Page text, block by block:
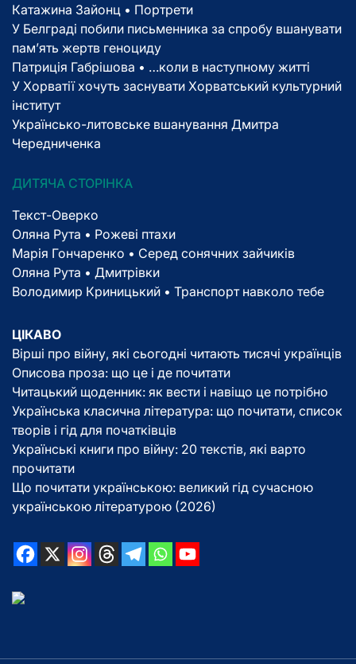
Катажина Зайонц • Портрети
У Белграді побили письменника за спробу вшанувати
пам’ять жертв геноциду
Патриція Габрішова • …коли в наступному житті
У Хорватії хочуть заснувати Хорватський культурний
інститут
Українсько-литовське вшанування Дмитра
Чередниченка
ДИТЯЧА СТОРІНКА
Текст-Оверко
Оляна Рута • Рожеві птахи
Марія Гончаренко • Серед сонячних зайчиків
Оляна Рута • Дмитрівки
Володимир Криницький • Транспорт навколо тебе
ЦІКАВО
Вірші про війну, які сьогодні читають тисячі українців
Описова проза: що це і де почитати
Читацький щоденник: як вести і навіщо це потрібно
Українська класична література: що почитати, список
творів і гід для початківців
Українські книги про війну: 20 текстів, які варто
прочитати
Що почитати українською: великий гід сучасною
українською літературою (2026)